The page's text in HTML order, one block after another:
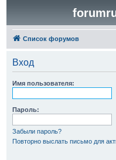
Список форумов
Вход
Имя пользователя:
Пароль:
Забыли пароль?
Повторно выслать письмо для